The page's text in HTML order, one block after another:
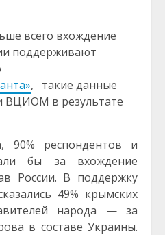
всего вхождение
поддерживают
, такие данные
ВЦИОМ в результате
90% респондентов и
бы за вхождение
России. В поддержку
49% крымских
народа — за
в составе Украины.